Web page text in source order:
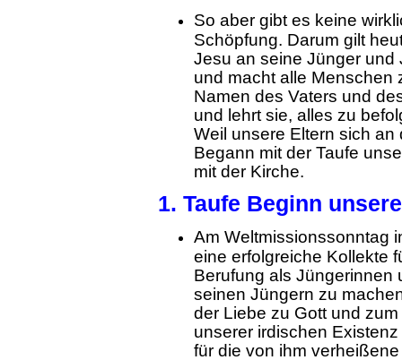
So aber gibt es keine
Schöpfung. Darum gilt
Jesu an seine Jünger und
und macht alle Menschen
Namen des Vaters und
und lehrt sie, alles zu
Weil unsere Eltern sich
Begann mit der Taufe
mit der Kirche.
1. Taufe Beginn
Am Weltmissionssonntag
eine erfolgreiche Kollekte
Berufung als Jüngerinnen
seinen Jüngern zu
der Liebe zu Gott und
unserer irdischen
für die von ihm